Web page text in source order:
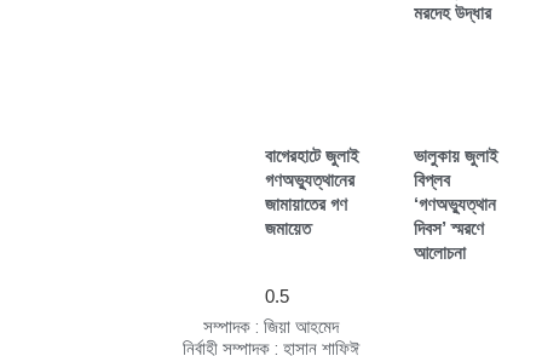
মরদেহ উদ্ধার
বাগেরহাটে জুলাই
গণঅভ্যুত্থানের
জামায়াতের গণ
জমায়েত
ভালুকায় জুলাই
বিপ্লব
‘গণঅভ্যুত্থান
দিবস’ স্মরণে
আলোচনা
সম্পাদক : জিয়া আহমেদ
নির্বাহী সম্পাদক : হাসান শাফিঈ